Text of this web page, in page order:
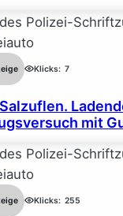
Klicks: 7
Salzuflen.
mit
Klicks: 255